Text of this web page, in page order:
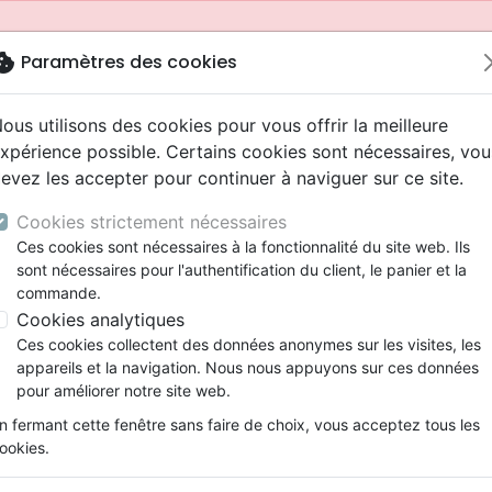
Nouveautés
Testaments
Etude biblique
Segond
Darby
Bandes dessinées
Souffrance, Relation d'aide
Ethique, société, politique
ans
Adolescents, jeunes
Latino, Folk
Soul
Rap, Hip-hop
Louange, Adoration
Pop, Rock
animés
conférences
Films, fiction
Jeux
Papeterie
depuis votre pays (United States).
spirituelle
Paramètres des cookies
utilisons des cookies pour vous offrir la meilleure
possible. Certains cookies sont nécessaires,
les accepter pour continuer à naviguer sur ce site.
Cookies strictement nécessaires
Ces cookies sont nécessaires à la fonctionnalité du site web. Ils
sont nécessaires pour l'authentification du client, le panier et la
commande.
Cookies analytiques
Ces cookies collectent des données anonymes sur les visites, les
appareils et la navigation. Nous nous appuyons sur ces données
pour améliorer notre site web.
fermant cette fenêtre sans faire de choix, vous acceptez tous les